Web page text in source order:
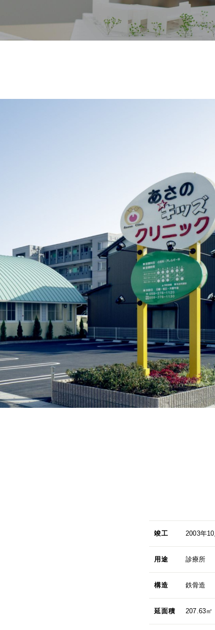
竣工 2003年10
用途 診療所
構造 鉄骨造
延面積 207.63㎡